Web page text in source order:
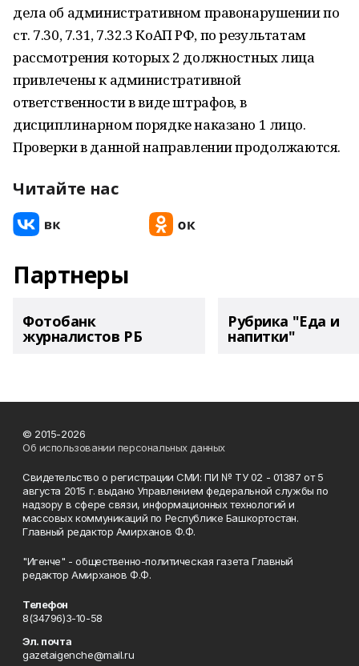
дела об административном правонарушении по
ст. 7.30, 7.31, 7.32.3 КоАП РФ, по результатам
рассмотрения которых 2 должностных лица
привлечены к административной
ответственности в виде штрафов, в
дисциплинарном порядке наказано 1 лицо.
Проверки в данной направлении продолжаются.
Читайте нас
Партнеры
Фотобанк
журналистов РБ
Рубрика "Еда и
напитки"
© 2015-2026
Об использовании персональных данных
Свидетельство о регистрации СМИ: ПИ № ТУ 02 - 01387 от 5
августа 2015 г. выдано Управлением федеральной службы по
надзору в сфере связи, информационных технологий и
массовых коммуникаций по Республике Башкортостан.
Главный редактор Амирханов Ф.Ф.
"Игенче" - общественно-политическая газета Главный
редактор Амирханов Ф.Ф.
Телефон
8(34796)3-10-58
Эл. почта
gazetaigenche@mail.ru